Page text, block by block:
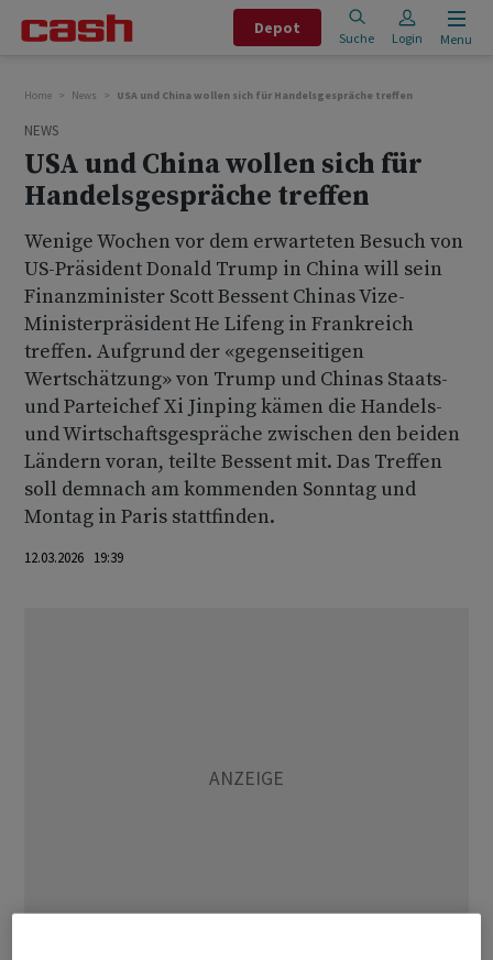
Depot
Suche Login Menu
Home News USA und China wollen sich für Handelsgespräche treffen
NEWS
USA und China wollen sich für
Handelsgespräche treffen
Wenige Wochen vor dem erwarteten Besuch von
US-Präsident Donald Trump in China will sein
Finanzminister Scott Bessent Chinas Vize-
Ministerpräsident He Lifeng in Frankreich
treffen. Aufgrund der «gegenseitigen
Wertschätzung» von Trump und Chinas Staats-
und Parteichef Xi Jinping kämen die Handels-
und Wirtschaftsgespräche zwischen den beiden
Ländern voran, teilte Bessent mit. Das Treffen
soll demnach am kommenden Sonntag und
Montag in Paris stattfinden.
12.03.2026 19:39